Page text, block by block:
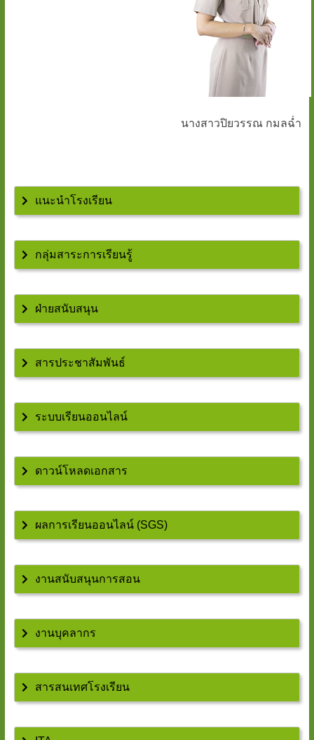
นางสาวปิยวรรณ กมลฉ่ำ
แนะนำโรงเรียน
กลุ่มสาระการเรียนรู้
ฝ่ายสนับสนุน
สารประชาสัมพันธ์
ระบบเรียนออนไลน์
ดาวน์โหลดเอกสาร
ผลการเรียนออนไลน์ (SGS)
งานสนับสนุนการสอน
งานบุคลากร
สารสนเทศโรงเรียน